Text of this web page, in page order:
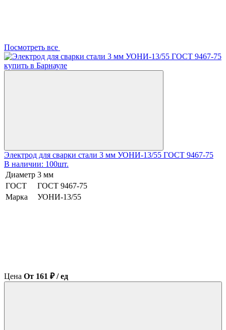
Посмотреть все
Электрод для сварки стали 3 мм УОНИ-13/55 ГОСТ 9467-75
В наличии: 100шт.
Диаметр 3 мм
ГОСТ
ГОСТ 9467-75
Марка
УОНИ-13/55
Цена От 161 ₽ / ед